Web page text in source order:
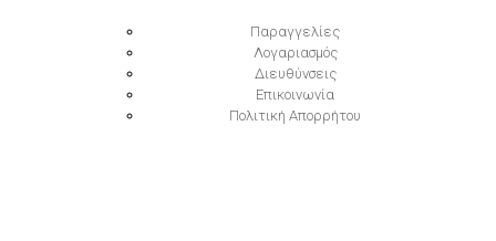
Παραγγελίες
Λογαριασμός
Διευθύνσεις
Επικοινωνία
Πολιτική Απορρήτου